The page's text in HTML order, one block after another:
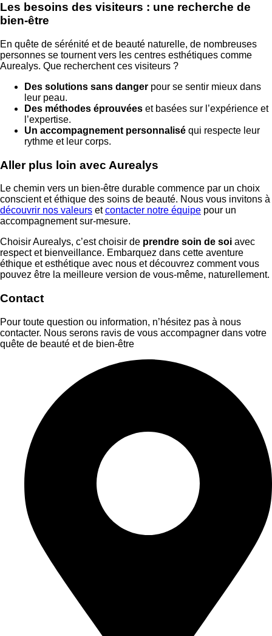
Les besoins des visiteurs : une recherche de
bien-être
En quête de sérénité et de beauté naturelle, de nombreuses
personnes se tournent vers les centres esthétiques comme
Aurealys. Que recherchent ces visiteurs ?
Des solutions sans danger pour se sentir mieux dans
leur peau.
Des méthodes éprouvées et basées sur l’expérience et
l’expertise.
Un accompagnement personnalisé qui respecte leur
rythme et leur corps.
Aller plus loin avec Aurealys
Le chemin vers un bien-être durable commence par un choix
conscient et éthique des soins de beauté. Nous vous invitons à
découvrir nos valeurs etcontacter notre équipe pour un
accompagnement sur-mesure.
Choisir Aurealys, c’est choisir de prendre soin de soi avec
respect et bienveillance. Embarquez dans cette aventure
éthique et esthétique avec nous et découvrez comment vous
pouvez être la meilleure version de vous-même, naturellement.
Contact
Pour toute question ou information, n’hésitez pas à nous
contacter. Nous serons ravis de vous accompagner dans votre
quête de beauté et de bien-être